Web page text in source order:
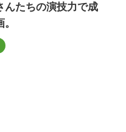
んたちの演技力で成